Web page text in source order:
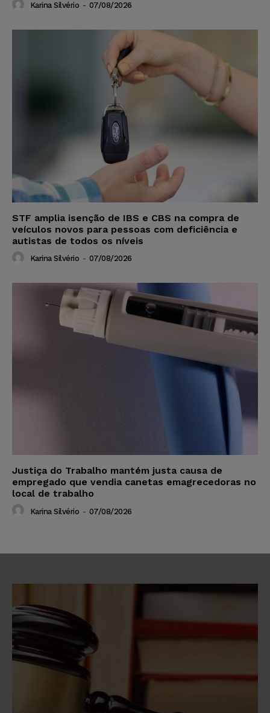
Karina Silvério - 07/08/2026
STF amplia isenção de IBS e CBS na compra de
veículos novos para pessoas com deficiência e
autistas de todos os níveis
Karina Silvério - 07/08/2026
Justiça do Trabalho mantém justa causa de
empregado que vendia canetas emagrecedoras no
local de trabalho
Karina Silvério - 07/08/2026